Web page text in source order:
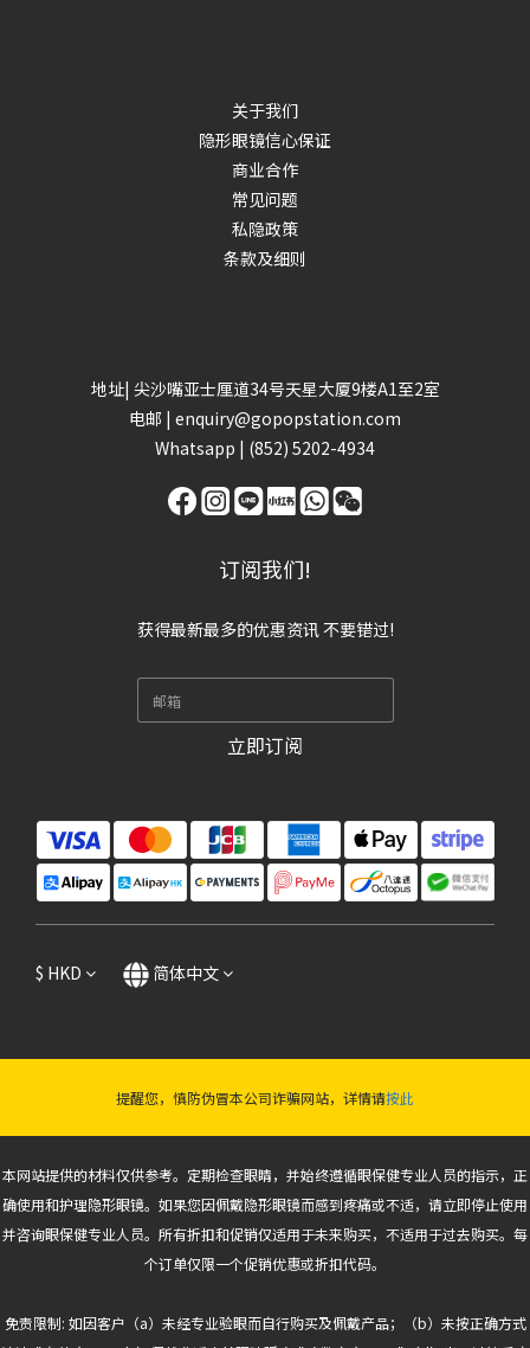
关于我们
隐形眼镜信心保证
商业合作
常见问题
私隐政策
条款及细则
地址| 尖沙嘴亚士厘道34号天星大厦9楼A1至2室
电邮 | enquiry@gopopstation.com
Whatsapp | (852) 5202-4934
订阅我们!
获得最新最多的优惠资讯 不要错过!
立即订阅
$ HKD 简体中文
提醒您，慎防伪冒本公司诈骗网站，详情请按此
本网站提供的材料仅供参考。定期检查眼睛，并始终遵循眼保健专业人员的指示，正
确使用和护理隐形眼镜。如果您因佩戴隐形眼镜而感到疼痛或不适，请立即停止使用
并咨询眼保健专业人员。所有折扣和促销仅适用于未来购买，不适用于过去购买。每
个订单仅限一个促销优惠或折扣代码。
免责限制: 如因客户（a）未经专业验眼而自行购买及佩戴产品；（b）未按正确方式